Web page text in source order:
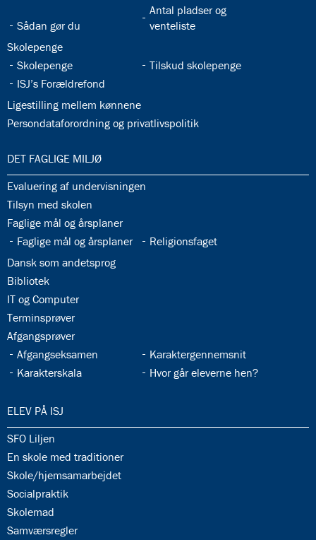
32.30:
Sådan gør du
32.31:
Antal pladser og
venteliste
32.32:
Skolepenge
32.33:
Skolepenge 32.34:
Tilskud skolepenge
32.35:
ISJ’s Forældrefond
32.36:
Ligestilling mellem kønnene
32.37:
Persondataforordning og privatlivspolitik
33.0:
DET FAGLIGE MILJØ
33.1:
Evaluering af undervisningen
33.2:
Tilsyn med skolen
33.3:
Faglige mål og årsplaner
33.4:
Faglige mål og årsplaner 33.5:
Religionsfaget
33.6:
Dansk som andetsprog
33.7:
Bibliotek
33.8:
IT og Computer
33.9:
Terminsprøver
33.10:
Afgangsprøver
33.11:
Afgangseksamen 33.12:
Karaktergennemsnit
33.13:
Karakterskala 33.14:
Hvor går eleverne hen?
34.0:
ELEV PÅ ISJ
34.1:
SFO Liljen
34.2:
En skole med traditioner
34.3:
Skole/hjemsamarbejdet
34.4:
Socialpraktik
34.5:
Skolemad
34.6:
Samværsregler